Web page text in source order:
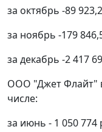
за октябрь -89
за ноябрь -179
за декабрь -2 417
ООО "Джет Флайт"
числе:
за июнь - 1 050 774